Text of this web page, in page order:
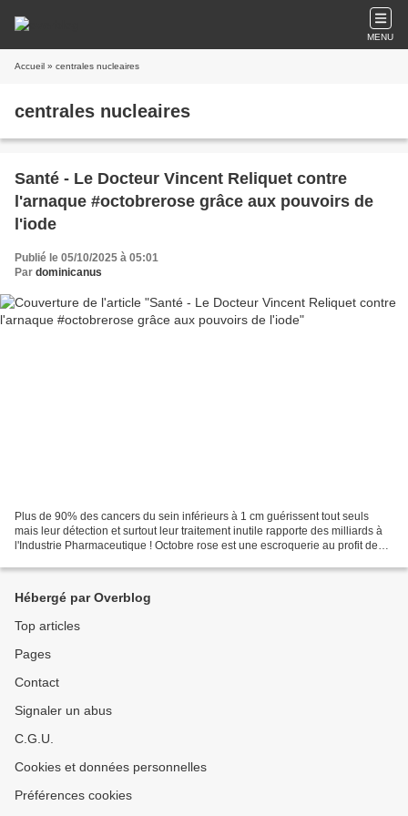
MENU
Accueil » centrales nucleaires
centrales nucleaires
Santé - Le Docteur Vincent Reliquet contre
l'arnaque #octobrerose grâce aux pouvoirs de
l'iode
Publié le 05/10/2025 à 05:01
Par dominicanus
Plus de 90% des cancers du sein inférieurs à 1 cm guérissent tout seuls
mais leur détection et surtout leur traitement inutile rapporte des milliards à
l'Industrie Pharmaceutique ! Octobre rose est une escroquerie au profit de
Hébergé par Overblog
Top articles
Pages
Contact
Signaler un abus
C.G.U.
Cookies et données personnelles
Préférences cookies